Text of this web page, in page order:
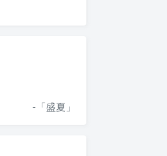
-「盛夏 」